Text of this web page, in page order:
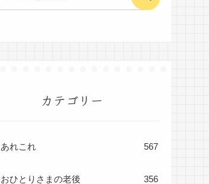
カテゴリー
あれこれ 567
おひとりさまの老後 356